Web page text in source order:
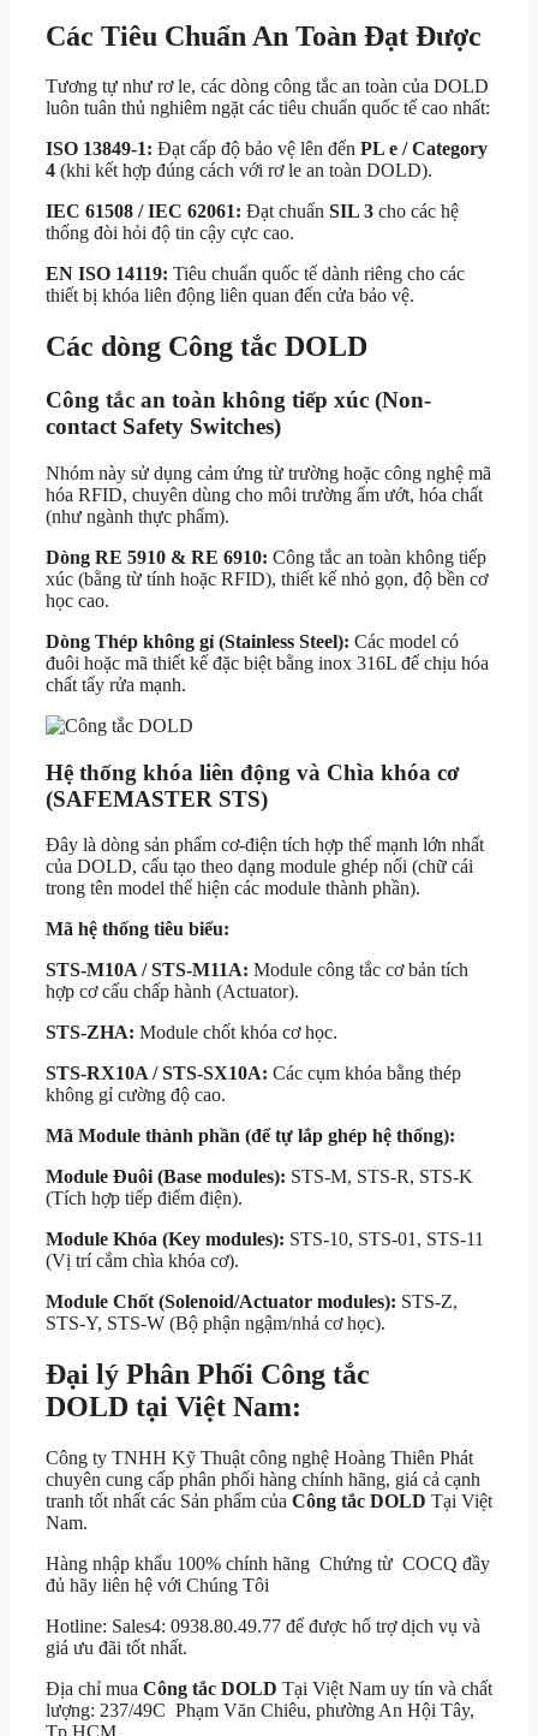
Các Tiêu Chuẩn An Toàn Đạt Được
Tương tự như rơ le, các dòng công tắc an toàn của DOLD
luôn tuân thủ nghiêm ngặt các tiêu chuẩn quốc tế cao nhất:
ISO 13849-1: Đạt cấp độ bảo vệ lên đến PL e / Category
4 (khi kết hợp đúng cách với rơ le an toàn DOLD).
IEC 61508 / IEC 62061: Đạt chuẩn SIL 3 cho các hệ
thống đòi hỏi độ tin cậy cực cao.
EN ISO 14119: Tiêu chuẩn quốc tế dành riêng cho các
thiết bị khóa liên động liên quan đến cửa bảo vệ.
Các dòng Công tắc DOLD
Công tắc an toàn không tiếp xúc (Non-
contact Safety Switches)
Nhóm này sử dụng cảm ứng từ trường hoặc công nghệ mã
hóa RFID, chuyên dùng cho môi trường ẩm ướt, hóa chất
(như ngành thực phẩm).
Dòng RE 5910 & RE 6910: Công tắc an toàn không tiếp
xúc (bằng từ tính hoặc RFID), thiết kế nhỏ gọn, độ bền cơ
học cao.
Dòng Thép không gỉ (Stainless Steel): Các model có
đuôi hoặc mã thiết kế đặc biệt bằng inox 316L để chịu hóa
chất tẩy rửa mạnh.
Hệ thống khóa liên động và Chìa khóa cơ
(SAFEMASTER STS)
Đây là dòng sản phẩm cơ-điện tích hợp thế mạnh lớn nhất
của DOLD, cấu tạo theo dạng module ghép nối (chữ cái
trong tên model thể hiện các module thành phần).
Mã hệ thống tiêu biểu:
STS-M10A / STS-M11A: Module công tắc cơ bản tích
hợp cơ cấu chấp hành (Actuator).
STS-ZHA: Module chốt khóa cơ học.
STS-RX10A / STS-SX10A: Các cụm khóa bằng thép
không gỉ cường độ cao.
Mã Module thành phần (để tự lắp ghép hệ thống):
Module Đuôi (Base modules): STS-M, STS-R, STS-K
(Tích hợp tiếp điểm điện).
Module Khóa (Key modules): STS-10, STS-01, STS-11
(Vị trí cắm chìa khóa cơ).
Module Chốt (Solenoid/Actuator modules): STS-Z,
STS-Y, STS-W (Bộ phận ngậm/nhả cơ học).
Đại lý Phân Phối Công tắc
DOLD tại Việt Nam:
Công ty TNHH Kỹ Thuật công nghệ Hoàng Thiên Phát
chuyên cung cấp phân phối hàng chính hãng, giá cả cạnh
tranh tốt nhất các Sản phẩm của Công tắc DOLD Tại Việt
Nam.
Hàng nhập khẩu 100% chính hãng Chứng từ COCQ đầy
đủ hãy liên hệ với Chúng Tôi
Hotline: Sales4: 0938.80.49.77 để được hổ trợ dịch vụ và
giá ưu đãi tốt nhất.
Địa chỉ mua Công tắc DOLD Tại Việt Nam uy tín và chất
lượng: 237/49C Phạm Văn Chiêu, phường An Hội Tây,